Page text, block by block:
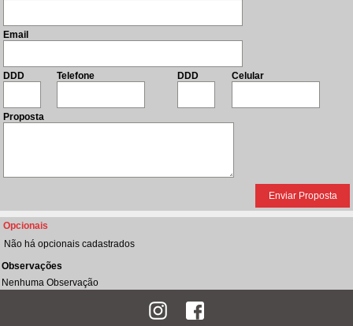
Email
DDD Telefone DDD Celular
Proposta
Opcionais
Não há opcionais cadastrados
Observações
Nenhuma Observação